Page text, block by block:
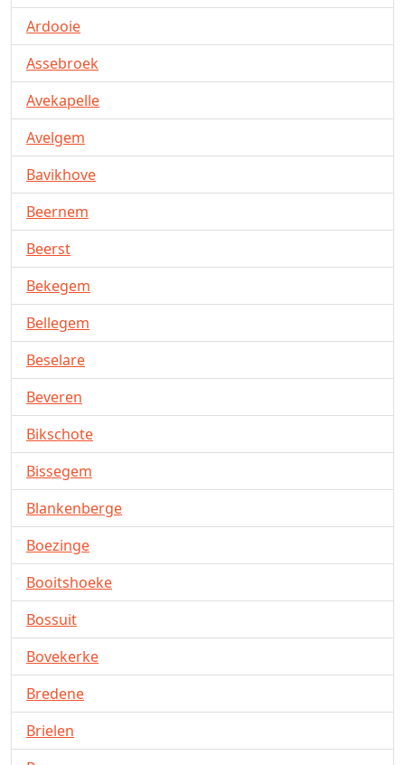
Ardooie
Assebroek
Avekapelle
Avelgem
Bavikhove
Beernem
Beerst
Bekegem
Bellegem
Beselare
Beveren
Bikschote
Bissegem
Blankenberge
Boezinge
Booitshoeke
Bossuit
Bovekerke
Bredene
Brielen